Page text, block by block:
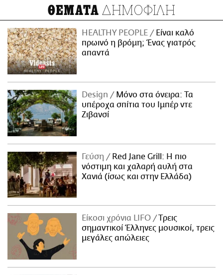
ΘΕΜΑΤΑ ΔΗΜΟΦΙΛΗ
HEALTHY PEOPLE
Είναι καλό
πρωινό η βρόμη; Ένας γιατρός
απαντά
Design
Μόνο στα όνειρα: Τα
υπέροχα σπίτια του Ιμπέρ ντε
Ζιβανσί
Γεύση
Red Jane Grill: Η πιο
νόστιμη και χαλαρή αυλή στα
Χανιά (ίσως και στην Ελλάδα)
Είκοσι χρόνια LIFO
Tρεις
σημαντικοί Έλληνες μουσικοί, τρεις
μεγάλες απώλειες